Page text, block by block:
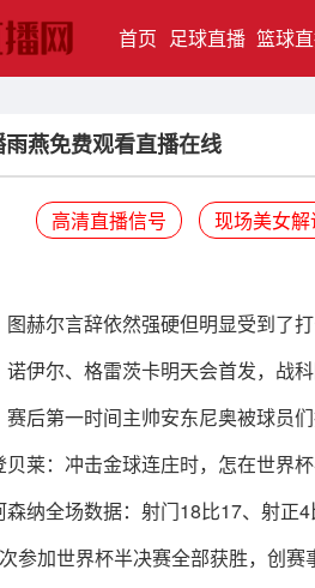
首页 (current)
足球直播 篮球
燕免费观看直播在线
高清直播信号 现场美女解
图赫尔言辞依然强硬但明显受到了
诺伊尔、格雷茨卡明天会首发，战
后第一时间主帅安东尼奥被球员们
贝莱：冲击金球连庄时，怎在世界
森纳全场数据：射门18比17、射正
参加世界杯半决赛全部获胜，创赛